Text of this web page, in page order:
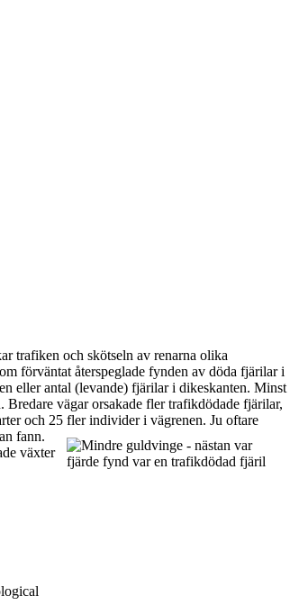
trafiken och skötseln av renarna olika
förväntat återspeglade fynden av döda fjärilar i
eller antal (levande) fjärilar i dikeskanten. Minst
Bredare vägar orsakade fler trafikdödade fjärilar,
och 25 fler individer i vägrenen. Ju oftare
fann.
växter